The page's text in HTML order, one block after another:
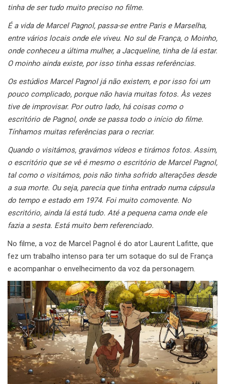
tinha de ser tudo muito preciso no filme.
É a vida de Marcel Pagnol, passa-se entre Paris e Marselha,
entre vários locais onde ele viveu. No sul de França, o Moinho,
onde conheceu a última mulher, a Jacqueline, tinha de lá estar.
O moinho ainda existe, por isso tinha essas referências.
Os estúdios Marcel Pagnol já não existem, e por isso foi um
pouco complicado, porque não havia muitas fotos. Às vezes
tive de improvisar. Por outro lado, há coisas como o
escritório de Pagnol, onde se passa todo o início do filme.
Tínhamos muitas referências para o recriar.
Quando o visitámos, gravámos vídeos e tirámos fotos. Assim,
o escritório que se vê é mesmo o escritório de Marcel Pagnol,
tal como o visitámos, pois não tinha sofrido alterações desde
a sua morte. Ou seja, parecia que tinha entrado numa cápsula
do tempo e estado em 1974. Foi muito comovente. No
escritório, ainda lá está tudo. Até a pequena cama onde ele
fazia a sesta. Está muito bem referenciado.
No filme, a voz de Marcel Pagnol é do ator Laurent Lafitte, que
fez um trabalho intenso para ter um sotaque do sul de França
e acompanhar o envelhecimento da voz da personagem.